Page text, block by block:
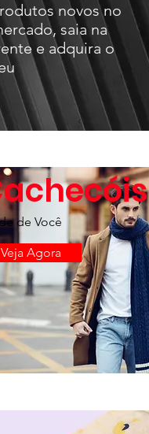
novos no
saia na
e adquira o
de Você
Veja Agora